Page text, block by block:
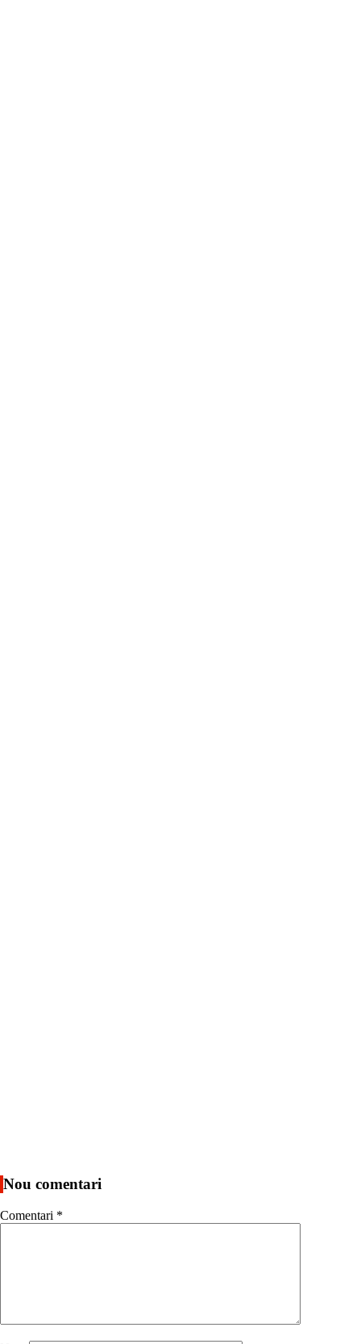
Nou comentari
Comentari *